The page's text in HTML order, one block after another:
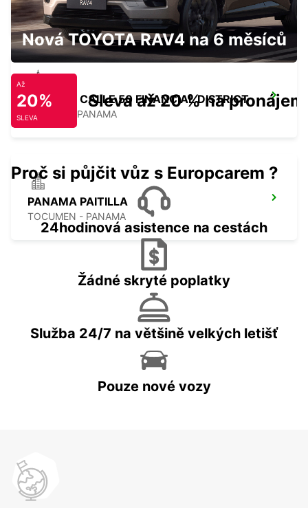
TOCUMEN - PANAMA
PANAMA CALLE 50 FINANCIAL DISTRICT
PANAMA - PANAMA
PANAMA PAITILLA
TOCUMEN - PANAMA
Nová TOYOTA RAV4 na 6 měsíců
Až
20%
SLEVA
Sleva až 20 % na pronájem
Proč si půjčit vůz s Europcarem ?
24hodinová asistence na cestách
Žádné skryté poplatky
Služba 24/7 na většině velkých letišť
Pouze nové vozy